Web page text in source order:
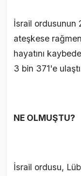
İsrail ordusunun
ateşkese
hayatını
3 bin 371'e
NE OLMUŞTU?
İsrail ordusu,